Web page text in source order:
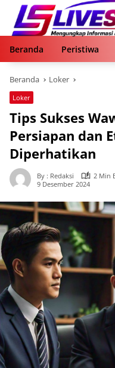
Langsung
konten
Beranda
Peristiwa
Beranda Loker
Loker
Tips Sukses
Persiapan dan
Diperhatikan
By : Redaksi
2 Min
9 Desember 2024